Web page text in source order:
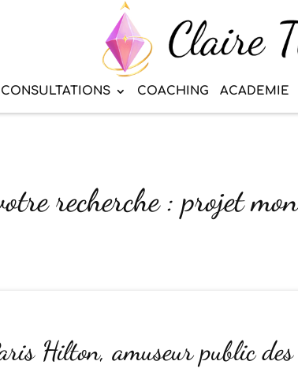
CONSULTATIONS COACHING ACADEMIE
recherche : projet
Hilton, amuseur public